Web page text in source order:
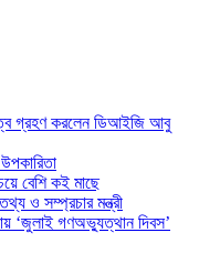
গ্রহণ করলেন ডিআইজি আবু
বেশি কই মাছে
ও সম্প্রচার মন্ত্রী
‘জুলাই গণঅভ্যুত্থান দিবস’